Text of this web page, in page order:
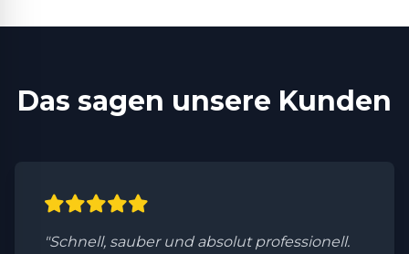
Das sagen unsere Kunden
"Schnell, sauber und absolut professionell.